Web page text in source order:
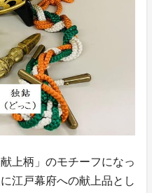
上柄」のモチーフになっ
江戸幕府への献上品とし